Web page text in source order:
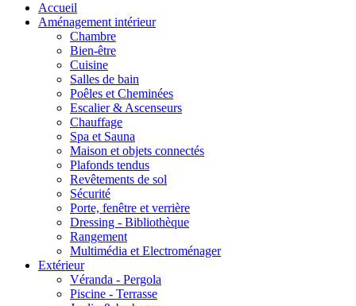
Accueil
Aménagement intérieur
Chambre
Bien-être
Cuisine
Salles de bain
Poêles et Cheminées
Escalier & Ascenseurs
Chauffage
Spa et Sauna
Maison et objets connectés
Plafonds tendus
Revêtements de sol
Sécurité
Porte, fenêtre et verrière
Dressing - Bibliothèque
Rangement
Multimédia et Electroménager
Extérieur
Véranda - Pergola
Piscine - Terrasse